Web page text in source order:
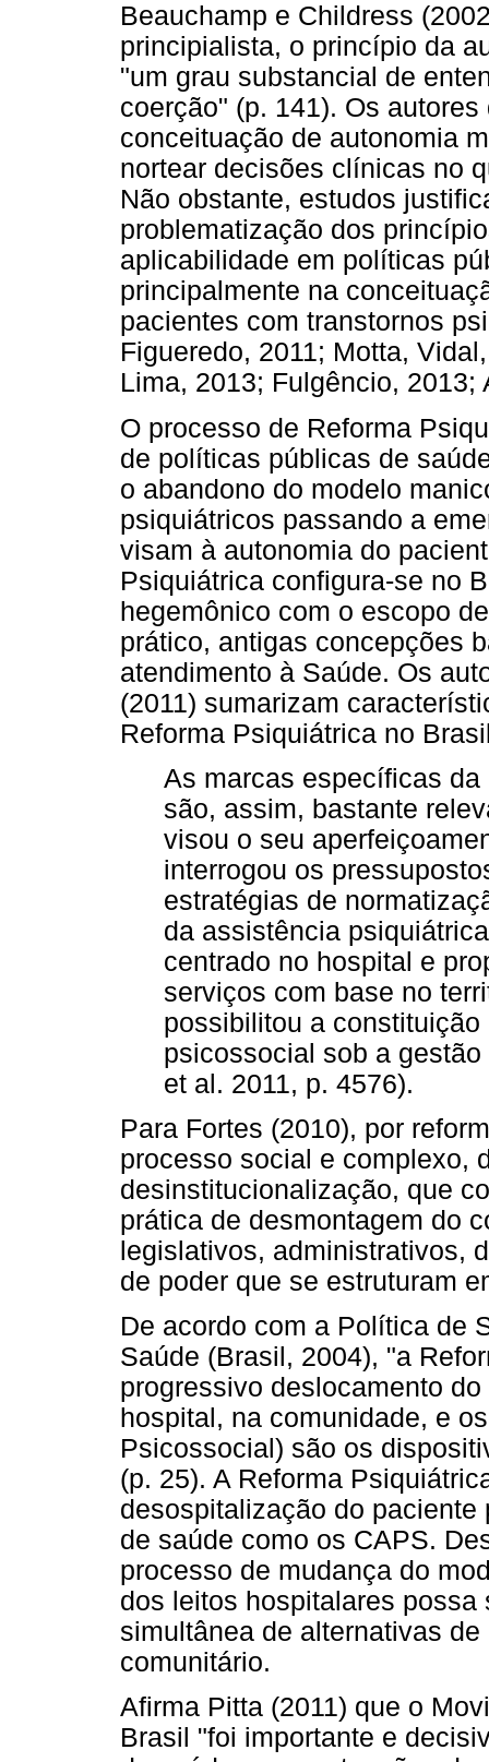
Beauchamp e Childress
principialista, o princípio da
"um grau substancial de
coerção" (p. 141). Os
conceituação de autonomia
nortear decisões clínicas no
Não obstante, estudos
problematização dos
aplicabilidade em políticas
principalmente na
pacientes com transtornos
Figueredo, 2011; Motta,
Lima, 2013; Fulgêncio, 2013;
O processo de Reforma
de políticas públicas de
o abandono do modelo
psiquiátricos passando a
visam à autonomia do
Psiquiátrica configura-se no
hegemônico com o escopo
prático, antigas concepções
atendimento à Saúde. Os
(2011) sumarizam
Reforma Psiquiátrica no
As marcas específicas
são, assim, bastante
visou o seu
interrogou os
estratégias de
da assistência
centrado no hospital e
serviços com base no
possibilitou a
psicossocial sob a
et al. 2011, p. 4576).
Para Fortes (2010), por
processo social e complexo,
desinstitucionalização, que
prática de desmontagem do
legislativos, administrativos,
de poder que se estruturam
De acordo com a Política de
Saúde (Brasil, 2004), "a
progressivo deslocamento
hospital, na comunidade, e
Psicossocial) são os
(p. 25). A Reforma
desospitalização do
de saúde como os CAPS.
processo de mudança do
dos leitos hospitalares
simultânea de alternativas
comunitário.
Afirma Pitta (2011) que o
Brasil "foi importante e